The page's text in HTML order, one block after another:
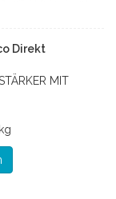
Direkt
MIT